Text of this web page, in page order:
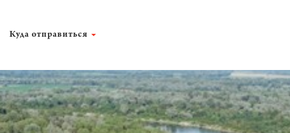
Куда отправиться